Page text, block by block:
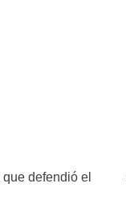
defendió el